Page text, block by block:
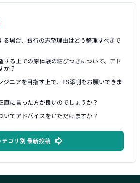
る場合、銀行の志望理由はどう整理すべきで
する上での原体験の結びつきについて、アド
か？
ジニアを目指す上で、ES添削をお願いできま
直に言った方が良いのでしょうか？
いてアドバイスをいただけますか？
テゴリ別 最新投稿